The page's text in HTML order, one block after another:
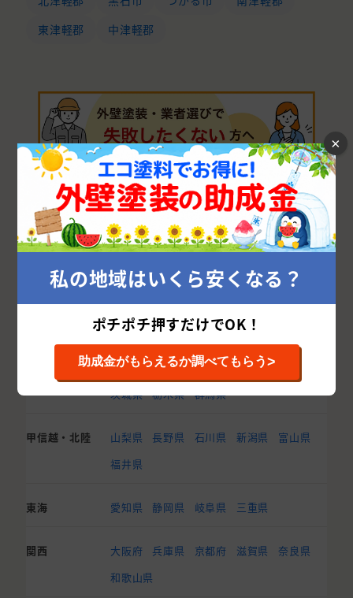
東津軽郡
中津軽郡
山形県
福島県
東京都 神奈川県 千葉県
埼玉県
茨城県
栃木県 群馬県
甲信越・北陸 山梨県 長野県 石川県 新潟県
富山県
福井県
東海 愛知県 静岡県 岐阜県 三重県
関西 大阪府 兵庫県 京都府 滋賀県
奈良県
和歌山県
×
私の地域はいくら安くなる？
ポチポチ押すだけでOK！
助成金がもらえるか調べてもらう>